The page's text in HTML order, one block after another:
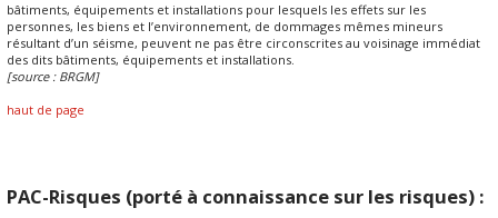
bâtiments, équipements et installations pour lesquels les effets sur les
personnes, les biens et l’environnement, de dommages mêmes mineurs
résultant d’un séisme, peuvent ne pas être circonscrites au voisinage immédiat
des dits bâtiments, équipements et installations.
[source : BRGM]
haut de page
PAC-Risques (porté à connaissance sur les risques) :